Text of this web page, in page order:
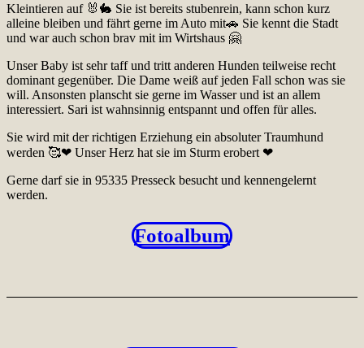
Kleintieren auf 🐰🐇 Sie ist bereits stubenrein, kann schon kurz
alleine bleiben und fährt gerne im Auto mit🚗 Sie kennt die Stadt
und war auch schon brav mit im Wirtshaus 🤗
Unser Baby ist sehr taff und tritt anderen Hunden teilweise recht
dominant gegenüber. Die Dame weiß auf jeden Fall schon was sie
will. Ansonsten planscht sie gerne im Wasser und ist an allem
interessiert. Sari ist wahnsinnig entspannt und offen für alles.
Sie wird mit der richtigen Erziehung ein absoluter Traumhund
werden 🥰❤ Unser Herz hat sie im Sturm erobert ❤
Gerne darf sie in 95335 Presseck besucht und kennengelernt
werden.
Fotoalbum